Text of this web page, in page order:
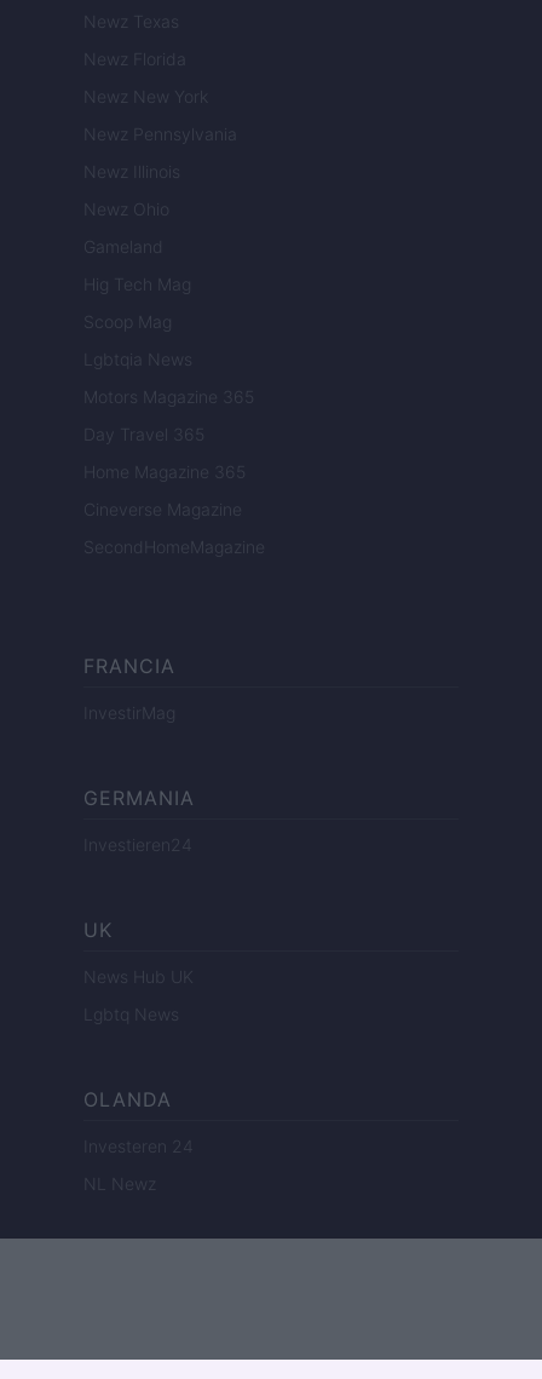
Newz Texas
Newz Florida
Newz New York
Newz Pennsylvania
Newz Illinois
Newz Ohio
Gameland
Hig Tech Mag
Scoop Mag
Lgbtqia News
Motors Magazine 365
Day Travel 365
Home Magazine 365
Cineverse Magazine
SecondHomeMagazine
FRANCIA
InvestirMag
GERMANIA
Investieren24
UK
News Hub UK
Lgbtq News
OLANDA
Investeren 24
NL Newz